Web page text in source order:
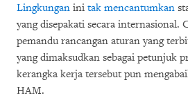
Lingkungan ini tak mencantumkan
yang disepakati secara internasional.
pemandu rancangan aturan yang
yang dimaksudkan sebagai petunjuk
kerangka kerja tersebut pun
HAM.